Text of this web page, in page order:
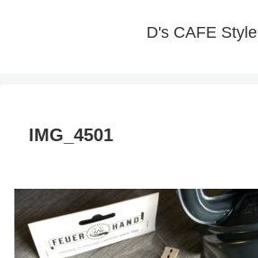
D's CAFE Style
IMG_4501